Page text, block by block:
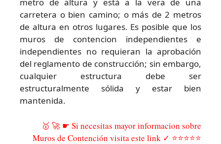
metro de altura y está a la vera de una
carretera o bien camino; o más de 2 metros
de altura en otros lugares. Es posible que los
muros de contencion independientes e
independientes no requieran la aprobación
del reglamento de construcción; sin embargo,
cualquier estructura debe ser
estructuralmente sólida y estar bien
mantenida.
🥇 🚀 ☛ Si necesitas mayor informacion sobre
Muros de Contención visita este link ✓ ⭐⭐⭐⭐⭐